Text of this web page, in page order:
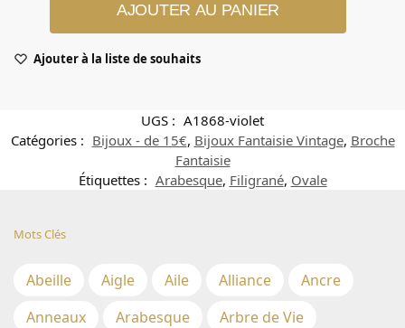
AJOUTER AU PANIER
Ajouter à la liste de souhaits
UGS : A1868-violet
Catégories : Bijoux - de 15€, Bijoux Fantaisie Vintage, Broche
Fantaisie
Étiquettes : Arabesque, Filigrané, Ovale
Mots Clés
Abeille Aigle Aile Alliance
Ancre
Anneaux
Arabesque
Arbre de Vie